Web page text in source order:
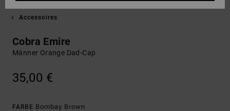
Accessoires
Cobra Emire
Männer Orange Dad-Cap
35,00 €
FARBE Bombay Brown